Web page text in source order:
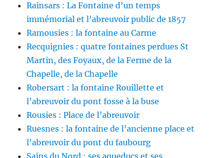
Rainsars : La Fontaine d’un temps
immémorial et l’abreuvoir public de 1857
Ramousies : la fontaine au Carme
Recquignies : quatre fontaines perdues St
Martin, des Foyaux, de la Ferme de la
Chapelle, de la Chapelle
Robersart : la fontaine Rouillette et
l’abreuvoir du pont fosse à la buse
Rousies : Place de l’abreuvoir
Ruesnes : la fontaine de l’ancienne place et
l’abreuvoir du pont du faubourg